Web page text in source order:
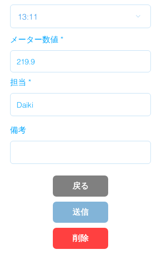
d
13:11
メーター数値
担当
備考
戻る
送信
削除